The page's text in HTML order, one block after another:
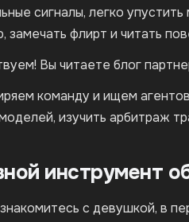
сигналы, легко
замечать флирт и читать
Вы читаете блог
команду и ищем
изучить арбитраж
инструмент
с девушкой, в